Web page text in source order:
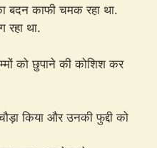
बदन काफी चमक रहा था.
रहा था.
को छुपाने की कोशिश कर
किया और उनकी फुद्दी को